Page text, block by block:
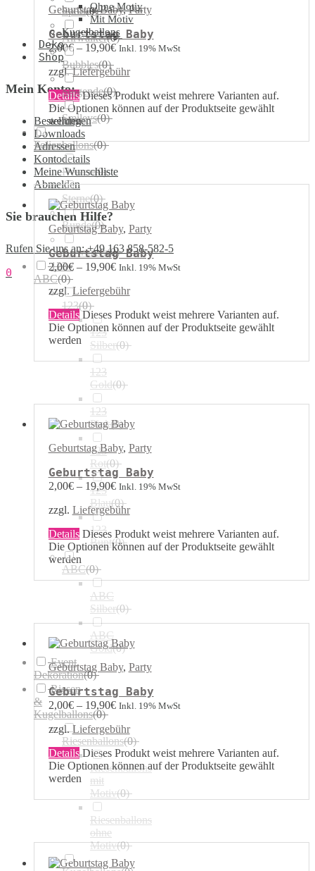
Ohne Motiv
Mit Motiv
Kugelballons
Deko
Shop
Mein Konto:
Bestellungen
Downloads
Adressen
Kontodetails
Meine Wunschliste
Abmelden
Sie brauchen Hilfe?
Rufen Sie uns an: +49 163 858-582-5
0
Geburtstag Baby,Party
Geburtstag Baby
2,00€– 19,90€ Inkl. 19% MwSt
zzgl.Liefergebühr
Details Dieses Produkt weist mehrere Varianten auf.
Die Optionen können auf der Produktseite gewählt
werden
Geburtstag Baby, Party
Geburtstag Baby
2,00€– 19,90€ Inkl. 19% MwSt
zzgl.Liefergebühr
Details Dieses Produkt weist mehrere Varianten auf.
Die Optionen können auf der Produktseite gewählt
werden
Geburtstag Baby, Party
Geburtstag Baby
2,00€– 19,90€ Inkl. 19% MwSt
zzgl. Liefergebühr
Details Dieses Produkt weist mehrere Varianten auf.
Die Optionen können auf der Produktseite gewählt
werden
Geburtstag Baby, Party
Geburtstag Baby
2,00€– 19,90€ Inkl. 19% MwSt
zzgl.Liefergebühr
Details Dieses Produkt weist mehrere Varianten auf.
Die Optionen können auf der Produktseite gewählt
werden
Sport(0)
Airwalker(0)
Bubbles(0)
Singende(0)
Smileys(0)
Folienballons(0)
Herzen(0)
Sterne(0)
Runde(0)
Airwalker(0)
123 /
ABC(0)
123(0)
123
Silber(0)
123
Gold(0)
123
Pink(0)
123
Rot(0)
123
Blau(0)
123
Bunt(0)
ABC(0)
ABC
Silber(0)
ABC
Gold(0)
Event
Dekoration(0)
Riesen
&
Kugelballons(0)
Riesenballons(0)
Riesenballons
mit
Motiv(0)
Riesenballons
ohne
Motiv(0)